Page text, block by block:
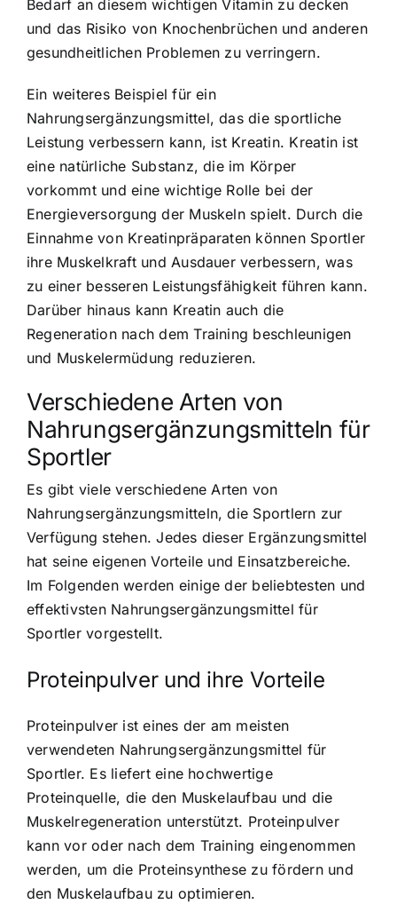
Bedarf an diesem wichtigen Vitamin zu decken
und das Risiko von Knochenbrüchen und anderen
gesundheitlichen Problemen zu verringern.
Ein weiteres Beispiel für ein
Nahrungsergänzungsmittel, das die sportliche
Leistung verbessern kann, ist Kreatin. Kreatin ist
eine natürliche Substanz, die im Körper
vorkommt und eine wichtige Rolle bei der
Energieversorgung der Muskeln spielt. Durch die
Einnahme von Kreatinpräparaten können Sportler
ihre Muskelkraft und Ausdauer verbessern, was
zu einer besseren Leistungsfähigkeit führen kann.
Darüber hinaus kann Kreatin auch die
Regeneration nach dem Training beschleunigen
und Muskelermüdung reduzieren.
Verschiedene Arten von
Nahrungsergänzungsmitteln für
Sportler
Es gibt viele verschiedene Arten von
Nahrungsergänzungsmitteln, die Sportlern zur
Verfügung stehen. Jedes dieser Ergänzungsmittel
hat seine eigenen Vorteile und Einsatzbereiche.
Im Folgenden werden einige der beliebtesten und
effektivsten Nahrungsergänzungsmittel für
Sportler vorgestellt.
Proteinpulver und ihre Vorteile
Proteinpulver ist eines der am meisten
verwendeten Nahrungsergänzungsmittel für
Sportler. Es liefert eine hochwertige
Proteinquelle, die den Muskelaufbau und die
Muskelregeneration unterstützt. Proteinpulver
kann vor oder nach dem Training eingenommen
werden, um die Proteinsynthese zu fördern und
den Muskelaufbau zu optimieren.